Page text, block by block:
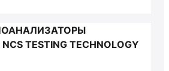
TESTING TECHNOLOGY